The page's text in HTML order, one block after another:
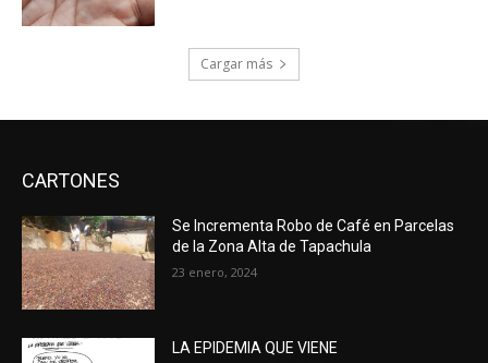
Cargar más
CARTONES
Se Incrementa Robo de Café en Parcelas
de la Zona Alta de Tapachula
23 enero, 2024
LA EPIDEMIA QUE VIENE